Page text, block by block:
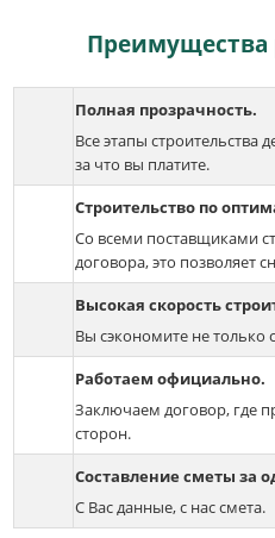
Преимущества
Полная прозрачность.
Все этапы строительства
за что вы платите.
Строительство по
Со всеми поставщиками
договора, это позволяет
Высокая скорость
Вы сэкономите не только
Работаем официально.
Заключаем договор, где
сторон.
Составление сметы за
С Вас данные, с нас смета.